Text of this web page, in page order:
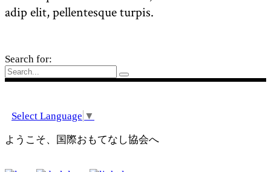
adip elit, pellentesque turpis.
Search for:
Select Language ▼
ようこそ、国際おもてなし協会へ